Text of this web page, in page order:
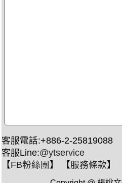
客服電話:+886-2-25819088
客服Line:@ytservice
【FB粉絲團 】 【服務條款】